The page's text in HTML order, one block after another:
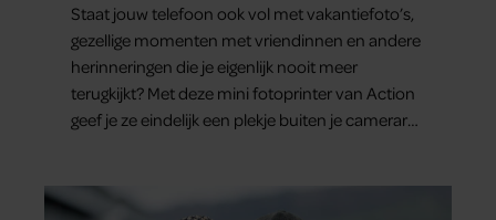
Staat jouw telefoon ook vol met vakantiefoto’s,
gezellige momenten met vriendinnen en andere
herinneringen die je eigenlijk nooit meer
terugkijkt? Met deze mini fotoprinter van Action
geef je ze eindelijk een plekje buiten je camerarol.